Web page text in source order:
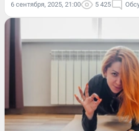
6 сентября, 2025, 21:00 5 425